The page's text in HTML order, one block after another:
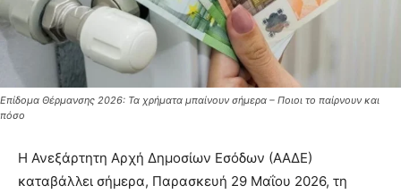
Επίδομα Θέρμανσης 2026: Τα χρήματα μπαίνουν σήμερα – Ποιοι το παίρνουν και
πόσο
Η Ανεξάρτητη Αρχή Δημοσίων Εσόδων (ΑΑΔΕ)
καταβάλλει σήμερα, Παρασκευή 29 Μαΐου 2026, τη